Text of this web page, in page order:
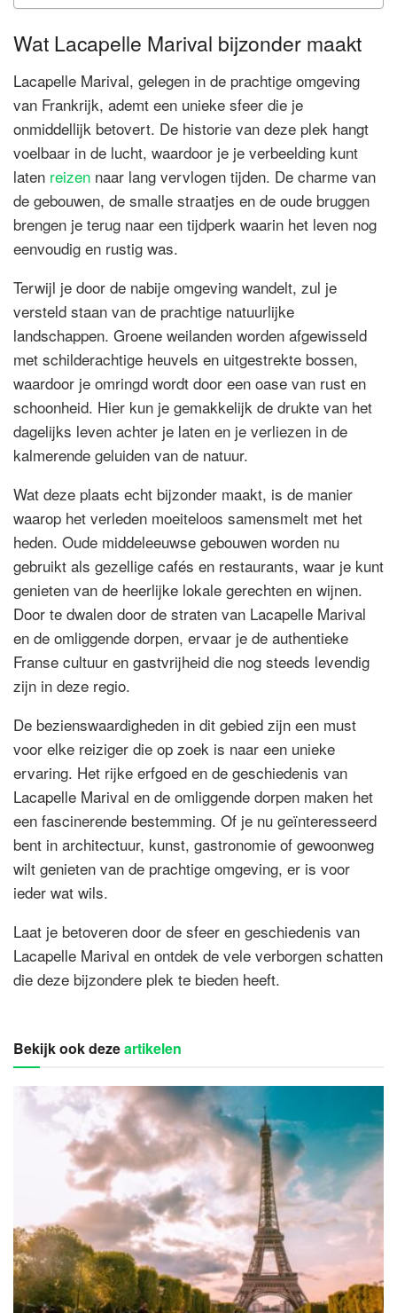
Wat Lacapelle Marival bijzonder maakt
Lacapelle Marival, gelegen in de prachtige omgeving
van Frankrijk, ademt een unieke sfeer die je
onmiddellijk betovert. De historie van deze plek hangt
voelbaar in de lucht, waardoor je je verbeelding kunt
laten reizen naar lang vervlogen tijden. De charme van
de gebouwen, de smalle straatjes en de oude bruggen
brengen je terug naar een tijdperk waarin het leven nog
eenvoudig en rustig was.
Terwijl je door de nabije omgeving wandelt, zul je
versteld staan van de prachtige natuurlijke
landschappen. Groene weilanden worden afgewisseld
met schilderachtige heuvels en uitgestrekte bossen,
waardoor je omringd wordt door een oase van rust en
schoonheid. Hier kun je gemakkelijk de drukte van het
dagelijks leven achter je laten en je verliezen in de
kalmerende geluiden van de natuur.
Wat deze plaats echt bijzonder maakt, is de manier
waarop het verleden moeiteloos samensmelt met het
heden. Oude middeleeuwse gebouwen worden nu
gebruikt als gezellige cafés en restaurants, waar je kunt
genieten van de heerlijke lokale gerechten en wijnen.
Door te dwalen door de straten van Lacapelle Marival
en de omliggende dorpen, ervaar je de authentieke
Franse cultuur en gastvrijheid die nog steeds levendig
zijn in deze regio.
De bezienswaardigheden in dit gebied zijn een must
voor elke reiziger die op zoek is naar een unieke
ervaring. Het rijke erfgoed en de geschiedenis van
Lacapelle Marival en de omliggende dorpen maken het
een fascinerende bestemming. Of je nu geïnteresseerd
bent in architectuur, kunst, gastronomie of gewoonweg
wilt genieten van de prachtige omgeving, er is voor
ieder wat wils.
Laat je betoveren door de sfeer en geschiedenis van
Lacapelle Marival en ontdek de vele verborgen schatten
die deze bijzondere plek te bieden heeft.
Bekijk ook dezeartikelen